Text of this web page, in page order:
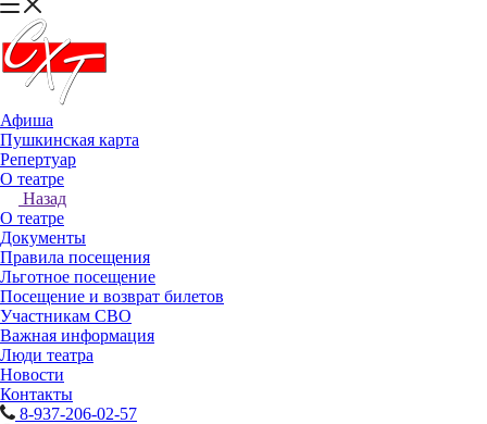
Афиша
Пушкинская карта
Репертуар
О театре
Назад
О театре
Документы
Правила посещения
Льготное посещение
Посещение и возврат билетов
Участникам СВО
Важная информация
Люди театра
Новости
Контакты
8-937-206-02-57